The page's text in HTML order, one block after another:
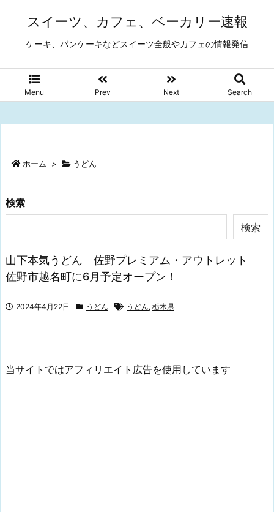
スイーツ、カフェ、ベーカリー速報
ケーキ、パンケーキなどスイーツ全般やカフェの情報発信
Menu Prev Next Search
ホーム > うどん
検索
検索
山下本気うどん 佐野プレミアム・アウトレット
佐野市越名町に6月予定オープン！
2024年4月22日 うどん うどん, 栃木県
当サイトではアフィリエイト広告を使用しています